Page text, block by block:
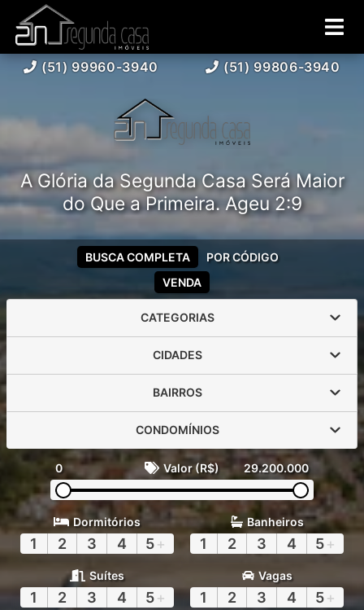
(51) 99960-3940 (51) 99806-3940
A Glória da Segunda Casa Será Maior
do Que a Primeira. Ageu 2:9
VENDA
BUSCA COMPLETA POR CÓDIGO
CATEGORIAS
CIDADES
BAIRROS
CONDOMÍNIOS
0 Valor (R$) 29.200.000
Dormitórios
1 2 3 4 5+
Banheiros
1 2 3 4 5+
Suítes
1 2 3 4 5+
Vagas
1 2 3 4 5+